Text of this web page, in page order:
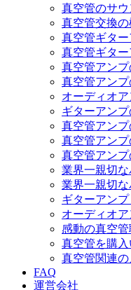
真空管のサ
真空管交換
真空管ギタ
真空管ギタ
真空管アン
真空管アン
オーディオ
ギターアン
真空管アン
真空管アン
真空管アン
業界一親切
業界一親切
ギターアン
オーディオ
感動の真空
真空管を購
真空管関連
FAQ
運営会社